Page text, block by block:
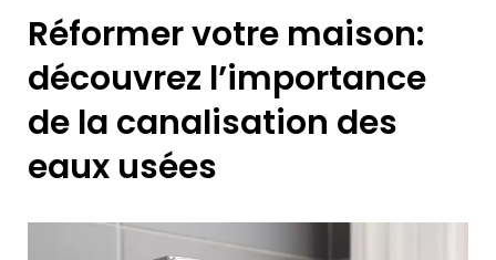
Réformer votre maison:
découvrez l’importance
de la canalisation des
eaux usées